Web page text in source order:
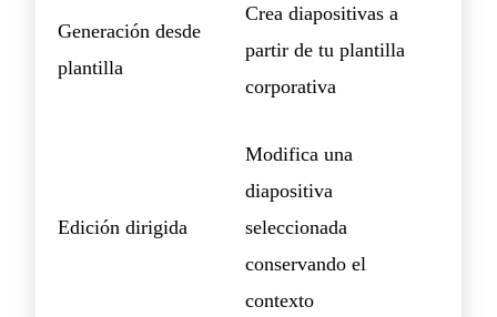
Generación desde
plantilla
Crea diapositivas a
partir de tu plantilla
corporativa
Edición dirigida
Modifica una
diapositiva
seleccionada
conservando el
contexto